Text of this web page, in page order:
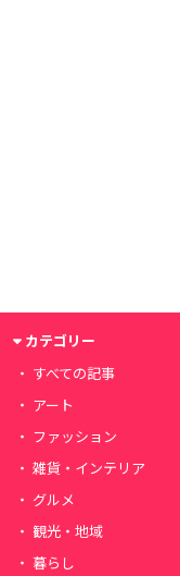
カテゴリー
すべての記事
アート
ファッション
雑貨・インテリア
グルメ
観光・地域
暮らし